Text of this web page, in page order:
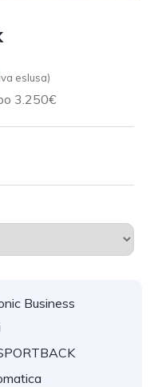
eslusa)
3.250€
Business